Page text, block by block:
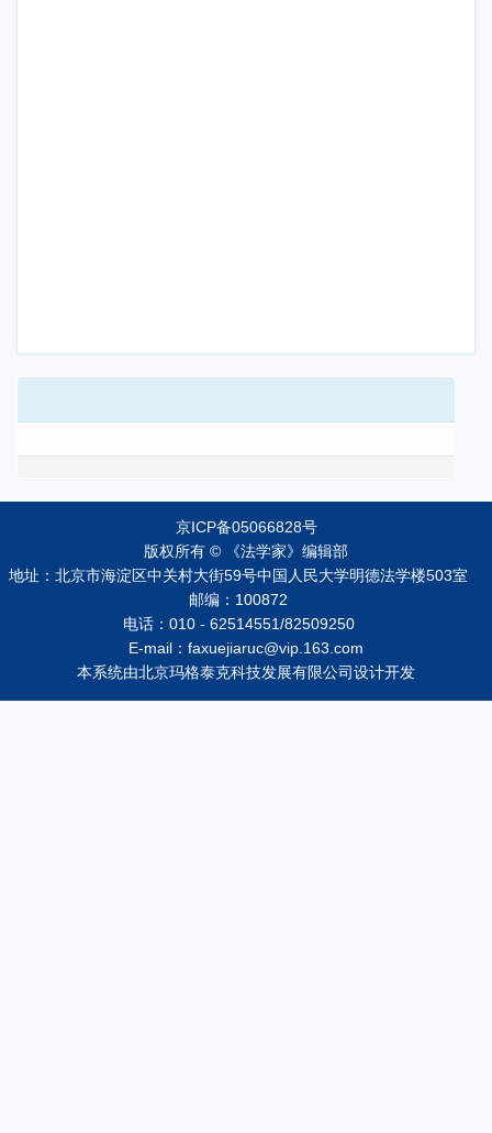
京ICP备05066828号
版权所有 © 《法学家》编辑部
地址：北京市海淀区中关村大街59号中国人民大学明德法学楼503室
邮编：100872
电话：010 - 62514551/82509250
E-mail：faxuejiaruc@vip.163.com
本系统由北京玛格泰克科技发展有限公司设计开发